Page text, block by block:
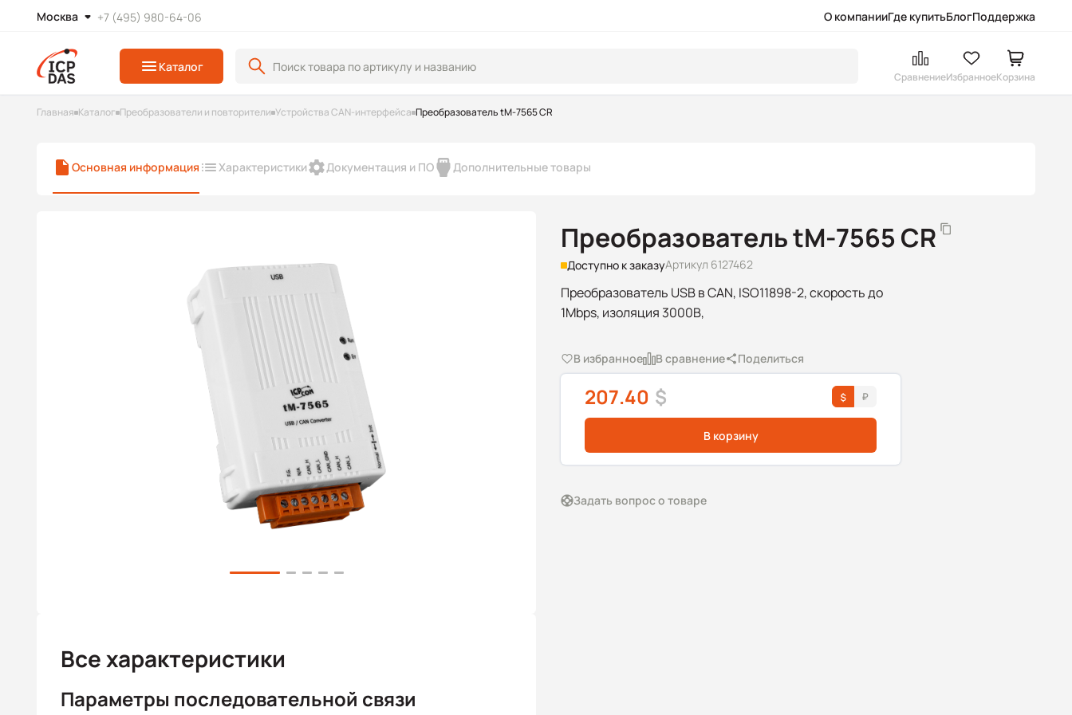
Москва +7 (495) 980-64-06 О компанииГде купитьБлогПоддержка
Каталог
СравнениеИзбранноеКорзина
Главная Каталог Преобразователи и повторители Устройства CAN-интерфейса Преобразователь tM-7565 CR
Основная информация Характеристики Документация и ПО Дополнительные товары
Преобразователь tM-7565 CR
Доступно к заказуАртикул 6127462
Преобразователь USB в CAN, ISO11898-2, скорость до
1Mbps, изоляция 3000В,
В избранное В сравнение Поделиться
207.40 $
В корзину
Задать вопрос о товаре
Все характеристики
Параметры последовательной связи